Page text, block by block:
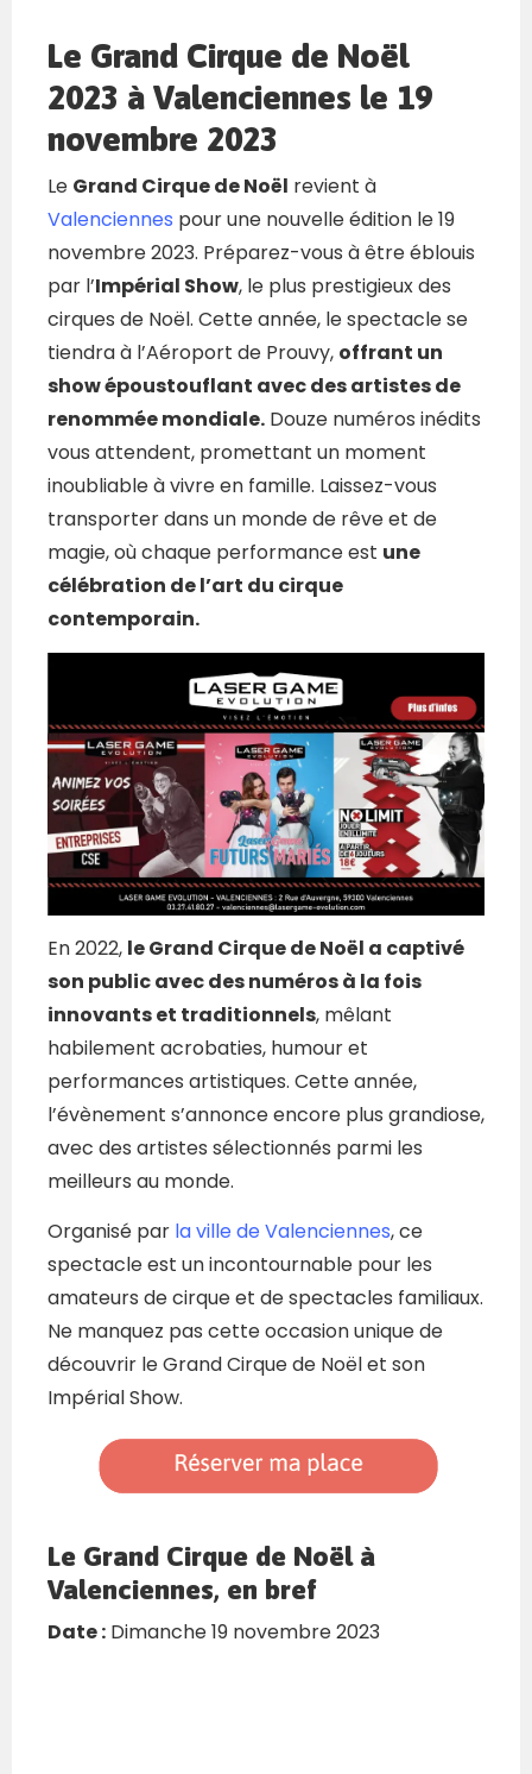
Le Grand Cirque de Noël
2023 à Valenciennes le 19
novembre 2023
Le Grand Cirque de Noël revient à
Valenciennes pour une nouvelle édition le 19
novembre 2023. Préparez-vous à être éblouis
par l’Impérial Show, le plus prestigieux des
cirques de Noël. Cette année, le spectacle se
tiendra à l’Aéroport de Prouvy, offrant un
show époustouflant avec des artistes de
renommée mondiale. Douze numéros inédits
vous attendent, promettant un moment
inoubliable à vivre en famille. Laissez-vous
transporter dans un monde de rêve et de
magie, où chaque performance est une
célébration de l’art du cirque
contemporain.
En 2022, le Grand Cirque de Noël a captivé
son public avec des numéros à la fois
innovants et traditionnels, mêlant
habilement acrobaties, humour et
performances artistiques. Cette année,
l’évènement s’annonce encore plus grandiose,
avec des artistes sélectionnés parmi les
meilleurs au monde.
Organisé par la ville de Valenciennes, ce
spectacle est un incontournable pour les
amateurs de cirque et de spectacles familiaux.
Ne manquez pas cette occasion unique de
découvrir le Grand Cirque de Noël et son
Impérial Show.
Le Grand Cirque de Noël à
Valenciennes, en bref
Date : Dimanche 19 novembre 2023